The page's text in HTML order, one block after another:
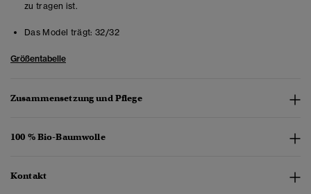
zu tragen ist.
Das Model trägt: 32/32
Größentabelle
Zusammensetzung und Pflege
100 % Bio-Baumwolle
Kontakt